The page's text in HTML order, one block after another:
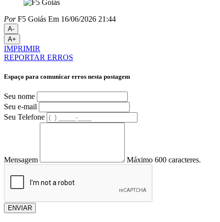
PorF5 Goiás Em 16/06/2026 21:44
A-
A+
IMPRIMIR
REPORTAR ERROS
Espaço para comunicar erros nesta postagem
Seu nome
Seu e-mail
Seu Telefone
Mensagem Máximo 600 caracteres.
ENVIAR